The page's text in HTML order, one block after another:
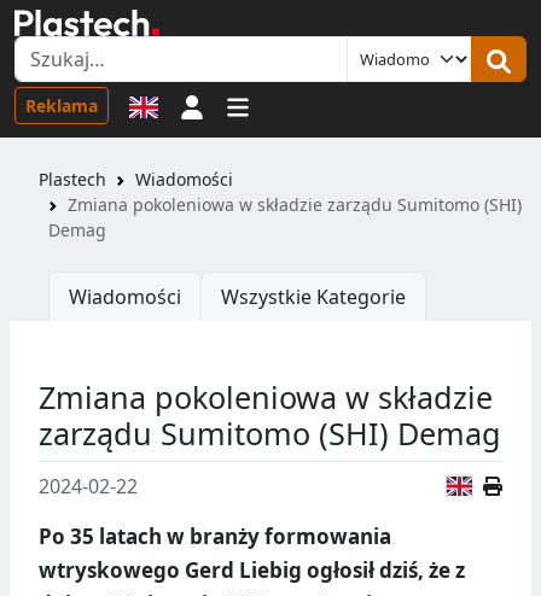
Reklama Logowanie
Plastech
Wiadomości
Zmiana pokoleniowa w składzie zarządu Sumitomo (SHI)
Demag
Wiadomości Wszystkie Kategorie
Zmiana pokoleniowa w składzie
zarządu Sumitomo (SHI) Demag
2024-02-22
Po 35 latach w branży formowania
wtryskowego Gerd Liebig ogłosił dziś, że z